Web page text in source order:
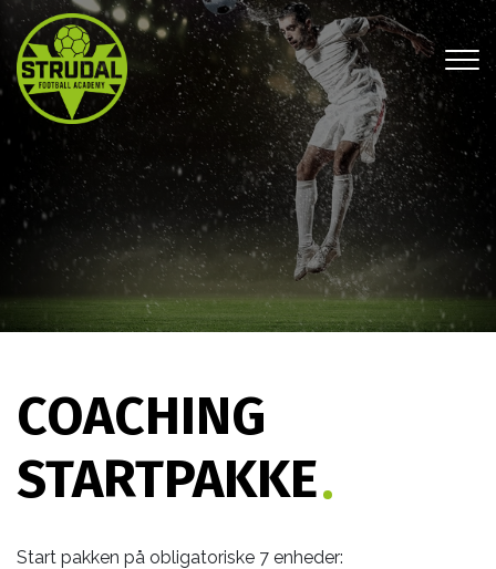
Gå
hovedindhold
COACHING
STARTPAKKE
Start pakken på obligatoriske 7 enheder: